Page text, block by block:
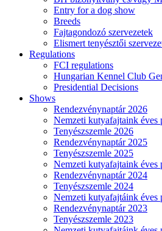
Entry for a dog show
Breeds
Fajtagondozó szervezetek
Elismert tenyésztői
Regulations
FCI regulations
Hungarian Kennel Club
Presidential Decisions
Shows
Rendezvénynaptár 2026
Nemzeti kutyafajtaink éves
Tenyészszemle 2026
Rendezvénynaptár 2025
Tenyészszemle 2025
Nemzeti kutyafajtaink éves
Rendezvénynaptár 2024
Tenyészszemle 2024
Nemzeti kutyafajtáink éves
Rendezvénynaptár 2023
Tenyészszemle 2023